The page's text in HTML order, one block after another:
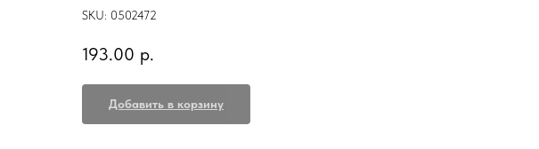
SKU: 0502472
193.00 р.
Добавить в корзину